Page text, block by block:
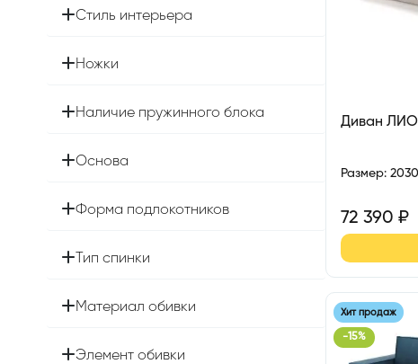
Стиль интерьера
Ножки
Наличие пружинного блока
Основа
Форма подлокотников
Тип спинки
Материал обивки
Элемент обивки
Диван
Размер:
72 390 ₽
Хит продаж
-15%